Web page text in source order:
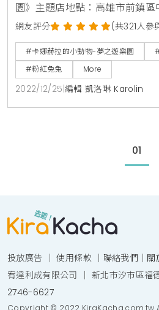
園》主題店地點：高雄市前鎮區
時代百貨高雄店1F戶外時代廣場）
日～112年2月28日商售區：111年
時間：14:00-21:00；週五
假日 10:30-22:00遊樂園區票價
元/歡樂套票300元
網友評分 (共321人參
#卡娜赫拉的小動物-夢之遊樂園
#粉紅兔兔
More
2022/12/25 編輯 凱洛琳 Karolin
01
投放廣告 ｜使用條款｜ 聯絡我們
關
宥達利成有限公司 ｜ 新北市汐市區福
2746-6627
Copyright © 2022 KiraKacha.com.tw